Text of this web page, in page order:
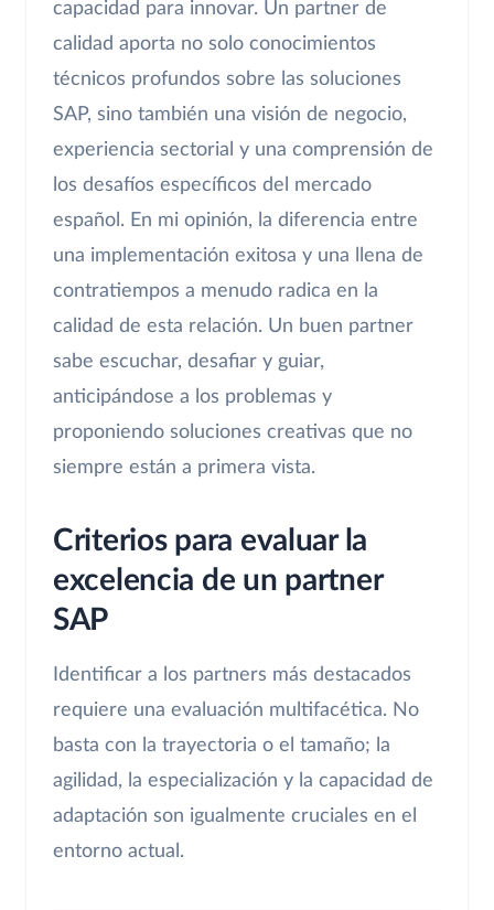
capacidad para innovar. Un partner de
calidad aporta no solo conocimientos
técnicos profundos sobre las soluciones
SAP, sino también una visión de negocio,
experiencia sectorial y una comprensión de
los desafíos específicos del mercado
español. En mi opinión, la diferencia entre
una implementación exitosa y una llena de
contratiempos a menudo radica en la
calidad de esta relación. Un buen partner
sabe escuchar, desafiar y guiar,
anticipándose a los problemas y
proponiendo soluciones creativas que no
siempre están a primera vista.
Criterios para evaluar la
excelencia de un partner
SAP
Identificar a los partners más destacados
requiere una evaluación multifacética. No
basta con la trayectoria o el tamaño; la
agilidad, la especialización y la capacidad de
adaptación son igualmente cruciales en el
entorno actual.